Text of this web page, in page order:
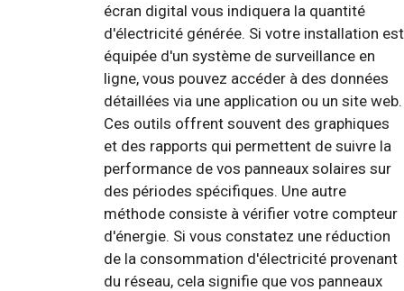
écran digital vous indiquera la quantité
d'électricité générée. Si votre installation est
équipée d'un système de surveillance en
ligne, vous pouvez accéder à des données
détaillées via une application ou un site web.
Ces outils offrent souvent des graphiques
et des rapports qui permettent de suivre la
performance de vos panneaux solaires sur
des périodes spécifiques. Une autre
méthode consiste à vérifier votre compteur
d'énergie. Si vous constatez une réduction
de la consommation d'électricité provenant
du réseau, cela signifie que vos panneaux